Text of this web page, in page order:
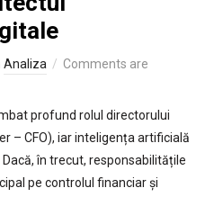
Analiza
Comments are
profund rolul directorului
– CFO), iar inteligența artificială
în trecut, responsabilitățile
pe controlul financiar și